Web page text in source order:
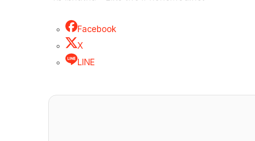
Facebook
X
LINE